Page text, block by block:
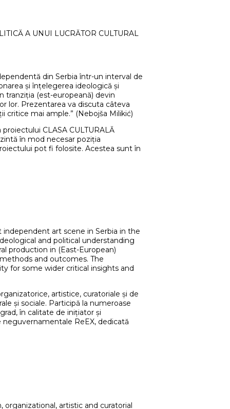
A UNUI LUCRĂTOR CULTURAL
din Serbia într-un interval de
și înțelegerea ideologică și
tranziția (est-europeană) devin
lor. Prezentarea va discuta câteva
critice mai ample.” (Nebojša Milikić)
CLASA CULTURALĂ
în mod necesar poziția
pot fi folosite. Acestea sunt în
art scene in Serbia in the
and political understanding
production in (East-European)
and outcomes. The
for some wider critical insights and
artistice, curatoriale și de
și sociale. Participă la numeroase
în calitate de inițiator și
ReEX, dedicată
organizational, artistic and curatorial